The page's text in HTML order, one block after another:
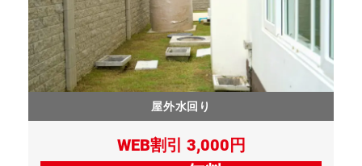
屋外水回り
WEB割引 3,000円